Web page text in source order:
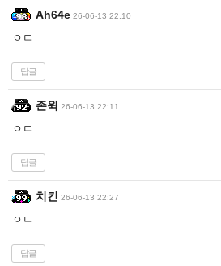
Ah64e 26-06-13 22:10
ㅇㄷ
답글
존윅 26-06-13 22:11
ㅇㄷ
답글
치킨 26-06-13 22:27
ㅇㄷ
답글